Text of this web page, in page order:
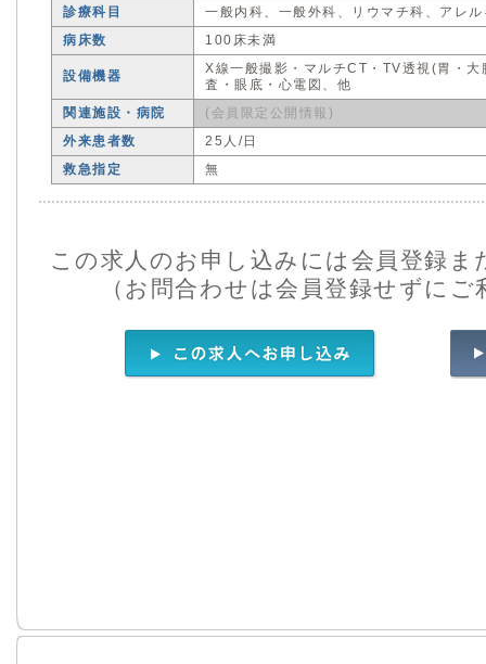
診療科目
一般内科、一般外科、リウマチ科、アレ
病床数
100床未満
設備機器
X線一般撮影・マルチCT・TV透視(胃・
査・眼底・心電図、他
関連施設・病院
(会員限定公開情報)
外来患者数
25人/日
救急指定
無
この求人のお申し込みには会員登録
（お問合わせは会員登録せずに